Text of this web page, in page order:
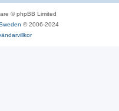
© phpBB Limited
© 2006-2024